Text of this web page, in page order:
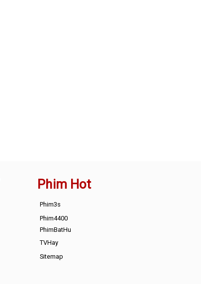
Phim Hot
Phim3s
Phim4400
PhimBatHu
TVHay
Sitemap